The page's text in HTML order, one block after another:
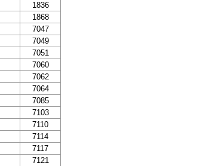
1836
1868
7047
7049
7051
7060
7062
7064
7085
7103
7110
7114
7117
7121